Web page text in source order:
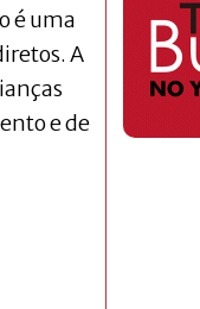
é uma
A
e de